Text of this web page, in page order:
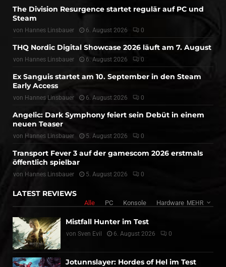
The Division Resurgence startet regulär auf PC und
Steam
von Hannes Linsbauer 6. August 2026 0
THQ Nordic Digital Showcase 2026 läuft am 7. August
von Hannes Linsbauer 6. August 2026 0
Ex Sanguis startet am 10. September in den Steam
Early Access
von Hannes Linsbauer 6. August 2026 0
Angelic: Dark Symphony feiert sein Debüt in einem
neuen Teaser
von Hannes Linsbauer 5. August 2026 0
Transport Fever 3 auf der gamescom 2026 erstmals
öffentlich spielbar
von Hannes Linsbauer 5. August 2026 0
LATEST REVIEWS
Alle PC Konsole Hardware MEHR
Mistfall Hunter im Test
von Sven Evil 6. August 2026 0
Jotunnslayer: Hordes of Hel im Test